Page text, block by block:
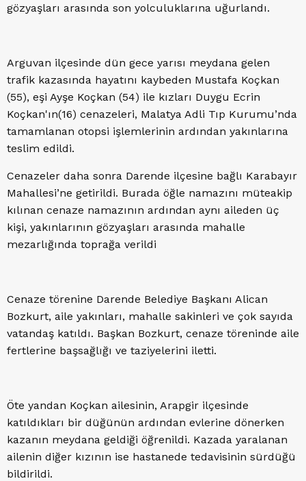
gözyaşları arasında son yolculuklarına uğurlandı.
Arguvan ilçesinde dün gece yarısı meydana gelen
trafik kazasında hayatını kaybeden Mustafa Koçkan
(55), eşi Ayşe Koçkan (54) ile kızları Duygu Ecrin
Koçkan'ın(16) cenazeleri, Malatya Adli Tıp Kurumu’nda
tamamlanan otopsi işlemlerinin ardından yakınlarına
teslim edildi.
Cenazeler daha sonra Darende ilçesine bağlı Karabayır
Mahallesi’ne getirildi. Burada öğle namazını müteakip
kılınan cenaze namazının ardından aynı aileden üç
kişi, yakınlarının gözyaşları arasında mahalle
mezarlığında toprağa verildi
Cenaze törenine Darende Belediye Başkanı Alican
Bozkurt, aile yakınları, mahalle sakinleri ve çok sayıda
vatandaş katıldı. Başkan Bozkurt, cenaze töreninde aile
fertlerine başsağlığı ve taziyelerini iletti.
Öte yandan Koçkan ailesinin, Arapgir ilçesinde
katıldıkları bir düğünün ardından evlerine dönerken
kazanın meydana geldiği öğrenildi. Kazada yaralanan
ailenin diğer kızının ise hastanede tedavisinin sürdüğü
bildirildi.